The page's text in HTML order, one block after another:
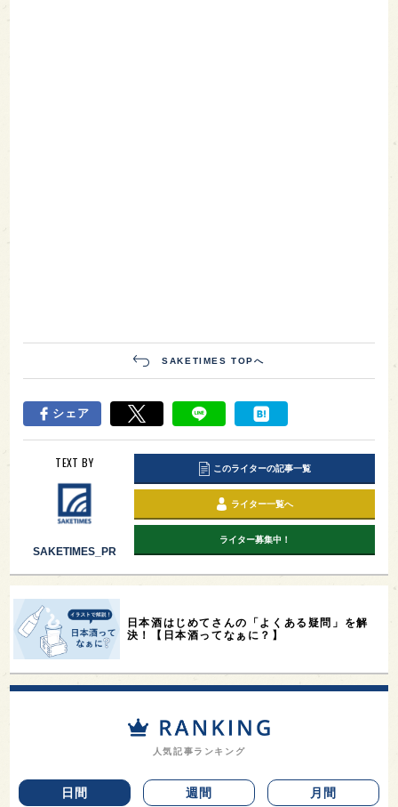
SAKETIMES TOPへ
シェア
TEXT BY
SAKETIMES_PR
このライターの記事一覧
ライター一覧へ
ライター募集中！
日本酒はじめてさんの「よくある疑問」を解
決！【日本酒ってなぁに？】
人気記事ランキング
日間 週間 月間